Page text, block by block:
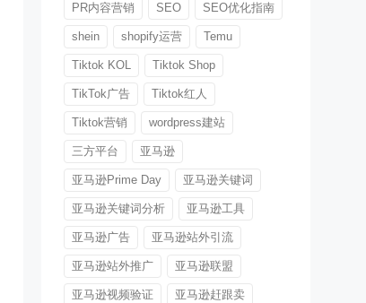
PR内容营销 SEO SEO优化指南
shein shopify运营 Temu
Tiktok KOL Tiktok Shop
TikTok广告 Tiktok红人
Tiktok营销 wordpress建站
三方平台 亚马逊
亚马逊Prime Day 亚马逊关键词
亚马逊关键词分析 亚马逊工具
亚马逊广告 亚马逊站外引流
亚马逊站外推广 亚马逊联盟
亚马逊视频验证 亚马逊赶跟卖